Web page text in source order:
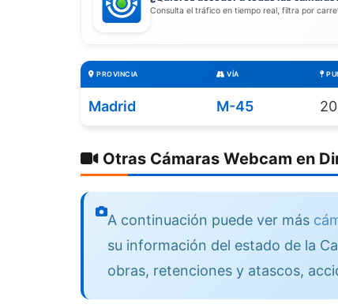
Consulta el tráfico en tiempo real, filtra por
PROVINCIA VÍA
Madrid M-45
Otras Cámaras Webcam en
A continuación puede ver más
su información del estado de la
obras, retenciones y atascos,